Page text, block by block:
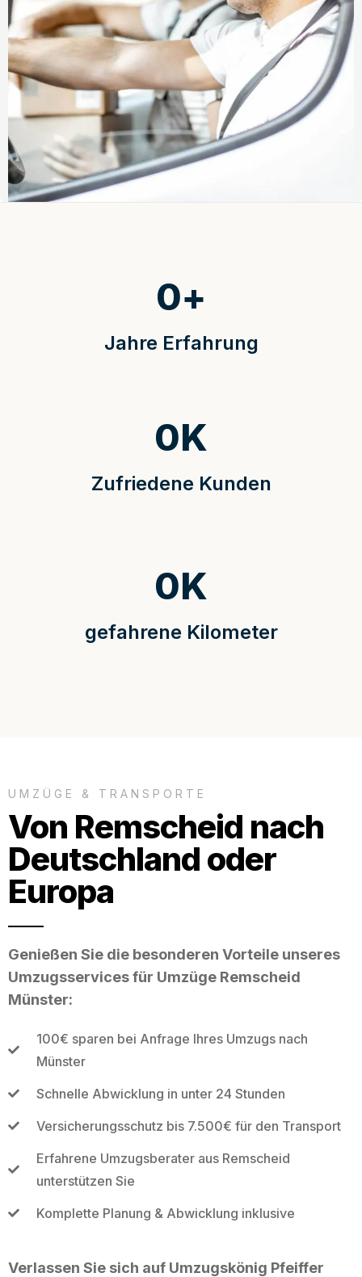
Jahre Erfahrung
0+
Zufriedene Kunden
0K
gefahrene Kilometer
0K
UMZÜGE & TRANSPORTE
Von Remscheid nach
Deutschland oder
Europa
Genießen Sie die besonderen Vorteile unseres
Umzugsservices für Umzüge Remscheid
Münster:
100€ sparen bei Anfrage Ihres Umzugs nach
Münster
Schnelle Abwicklung in unter 24 Stunden
Versicherungsschutz bis 7.500€ für den Transport
Erfahrene Umzugsberater aus Remscheid
unterstützen Sie
Komplette Planung & Abwicklung inklusive
Verlassen Sie sich auf Umzugskönig Pfeiffer